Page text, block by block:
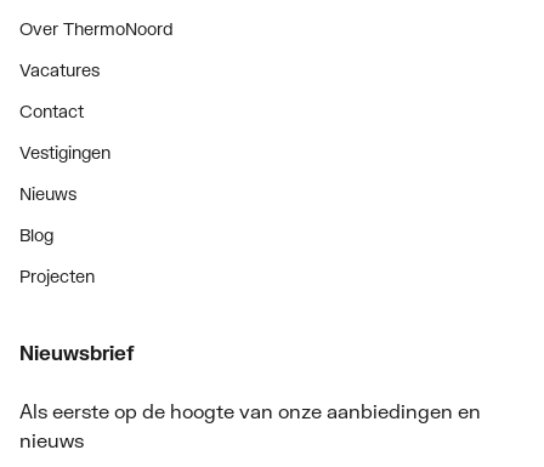
Over ThermoNoord
Vacatures
Contact
Vestigingen
Nieuws
Blog
Projecten
Nieuwsbrief
Als eerste op de hoogte van onze aanbiedingen en
nieuws